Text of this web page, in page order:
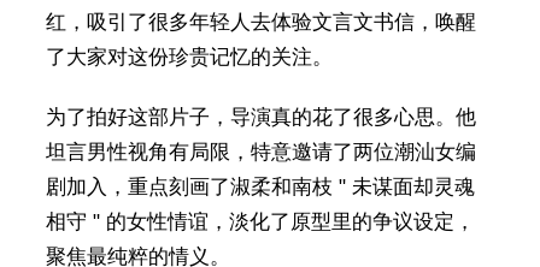
红，吸引了很多年轻人去体验文言文书信，唤醒
了大家对这份珍贵记忆的关注。
为了拍好这部片子，导演真的花了很多心思。他
坦言男性视角有局限，特意邀请了两位潮汕女编
剧加入，重点刻画了淑柔和南枝 " 未谋面却灵魂
相守 " 的女性情谊，淡化了原型里的争议设定，
聚焦最纯粹的情义。